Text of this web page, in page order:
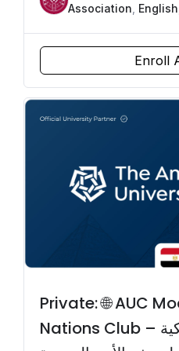
Association English
Enroll
Private: 🌐 AUC
Nations Club – نادي الجامعة الأمريكية